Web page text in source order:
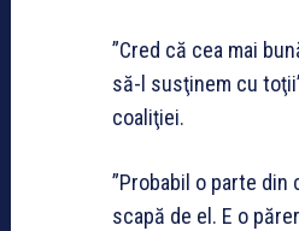
”Cred că cea mai
să-l susţinem cu
coaliţiei.
”Probabil o parte din
scapă de el. E o